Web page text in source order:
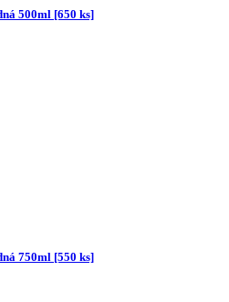
500ml [650 ks]
750ml [550 ks]